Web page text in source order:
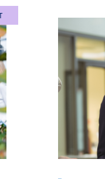
asiantuntijoille ja
Nina Rahkola.